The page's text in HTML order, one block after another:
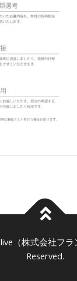
（株式会社フラ
Reserved.